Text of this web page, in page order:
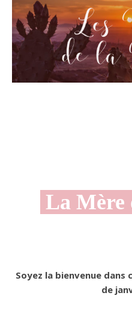
La Mère
Soyez la bienvenue
de